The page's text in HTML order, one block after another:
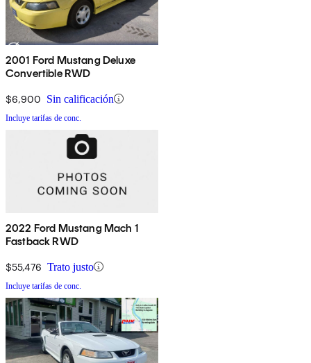
2001 Ford Mustang Deluxe
Convertible RWD
$6,900 Sin calificación
Incluye tarifas de conc.
2022 Ford Mustang Mach 1
Fastback RWD
$55,476 Trato justo
Incluye tarifas de conc.